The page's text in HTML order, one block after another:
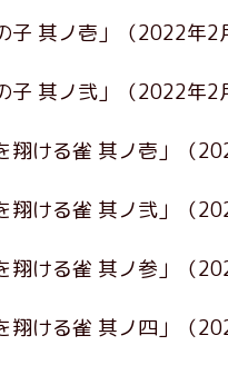
其ノ壱」 （2022年2
其ノ弐」 （2022年2
翔ける雀 其ノ壱」 （
翔ける雀 其ノ弐」 （
翔ける雀 其ノ参」 （
翔ける雀 其ノ四」 （